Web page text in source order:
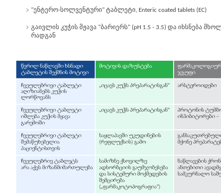
"ენტერო-სოლვენტური" ტაბლეტი, Enteric coated tablets (EC)
გაივლის კუჭის მჟავა "ბარიერს" (pH 1.5 - 3.5) და იხსნება
რადგან